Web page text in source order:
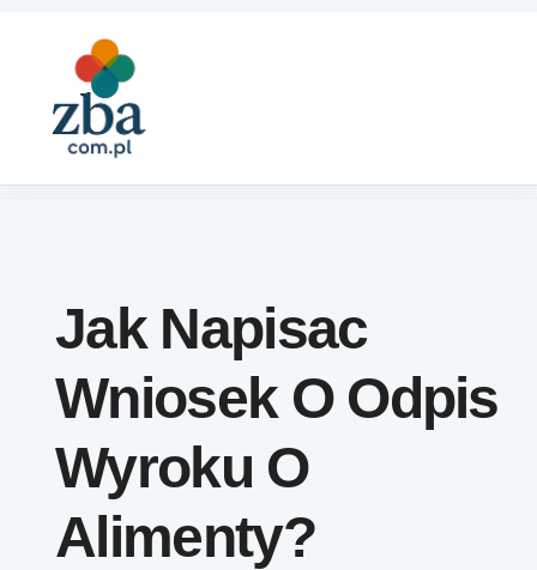
Jak Napisac
Wniosek O Odpis
Wyroku O
Alimenty?